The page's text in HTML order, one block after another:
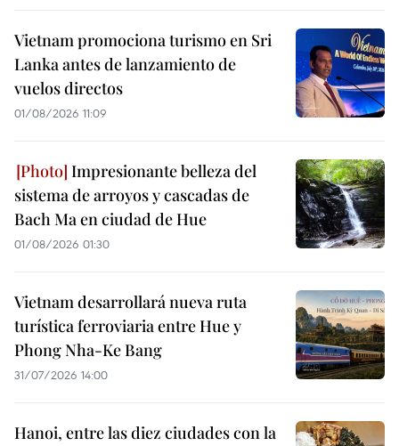
Vietnam promociona turismo en Sri
Lanka antes de lanzamiento de
vuelos directos
01/08/2026 11:09
Impresionante belleza del
sistema de arroyos y cascadas de
Bach Ma en ciudad de Hue
01/08/2026 01:30
Vietnam desarrollará nueva ruta
turística ferroviaria entre Hue y
Phong Nha-Ke Bang
31/07/2026 14:00
Hanoi, entre las diez ciudades con la